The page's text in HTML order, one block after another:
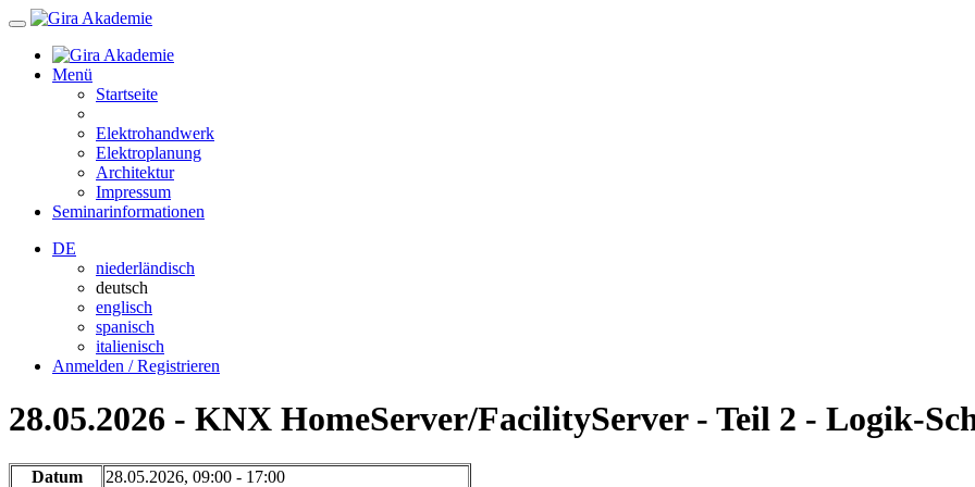
Menü
Startseite
Elektrohandwerk
Elektroplanung
Architektur
Impressum
Seminarinformationen
DE
niederländisch
deutsch
englisch
spanisch
italienisch
Anmelden / Registrieren
28.05.2026 - KNX HomeServer/FacilityServer - Teil 2 - Logik-
Datum
28.05.2026, 09:00 - 17:00